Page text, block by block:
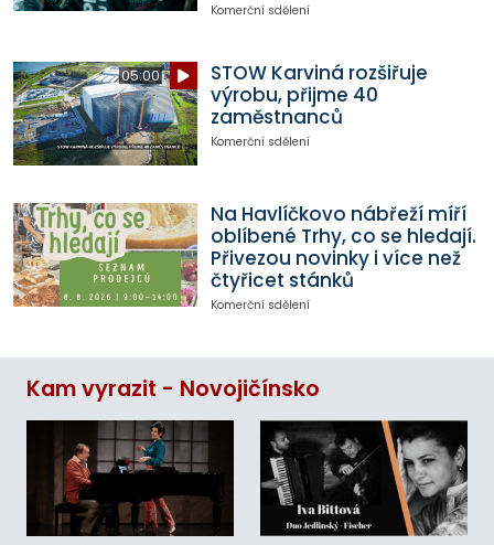
Komerční sdělení
05:00
STOW Karviná rozšiřuje
výrobu, přijme 40
zaměstnanců
Komerční sdělení
Na Havlíčkovo nábřeží míří
oblíbené Trhy, co se hledají.
Přivezou novinky i více než
čtyřicet stánků
Komerční sdělení
Kam vyrazit - Novojičínsko